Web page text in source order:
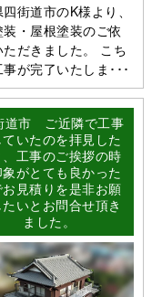
街道市のK様より、
・屋根塗装のご依
ただきました。 こち
事が完了いたしま･･･
道市 ご近隣で工事
いたのを拝見した
工事のご挨拶の時
がとても良かった
見積りを是非お願
いとお問合せ頂き
ました。